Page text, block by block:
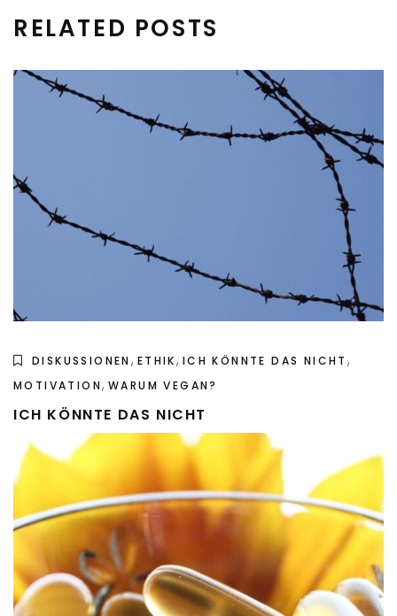
RELATED POSTS
DISKUSSIONEN , ETHIK, ICH KÖNNTE DAS NICHT ,
MOTIVATION, WARUM VEGAN?
ICH KÖNNTE DAS NICHT